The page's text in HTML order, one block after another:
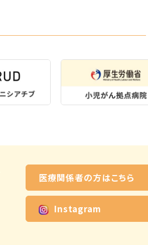
医療関係者の方はこちら
Instagram